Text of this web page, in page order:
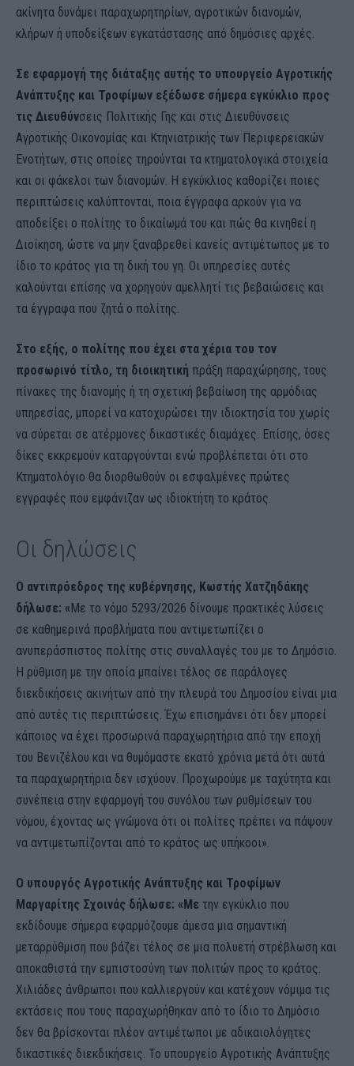
ακίνητα δυνάμει παραχωρητηρίων, αγροτικών διανομών,
κλήρων ή υποδείξεων εγκατάστασης από δημόσιες αρχές.
Σε εφαρμογή της διάταξης αυτής το υπουργείο Αγροτικής
Ανάπτυξης και Τροφίμων εξέδωσε σήμερα εγκύκλιο προς
τις Διευθύνσεις Πολιτικής Γης και στις Διευθύνσεις
Αγροτικής Οικονομίας και Κτηνιατρικής των Περιφερειακών
Ενοτήτων, στις οποίες τηρούνται τα κτηματολογικά στοιχεία
και οι φάκελοι των διανομών. Η εγκύκλιος καθορίζει ποιες
περιπτώσεις καλύπτονται, ποια έγγραφα αρκούν για να
αποδείξει ο πολίτης το δικαίωμά του και πώς θα κινηθεί η
Διοίκηση, ώστε να μην ξαναβρεθεί κανείς αντιμέτωπος με το
ίδιο το κράτος για τη δική του γη. Οι υπηρεσίες αυτές
καλούνται επίσης να χορηγούν αμελλητί τις βεβαιώσεις και
τα έγγραφα που ζητά ο πολίτης.
Στο εξής, ο πολίτης που έχει στα χέρια του τον
προσωρινό τίτλο, τη διοικητική πράξη παραχώρησης, τους
πίνακες της διανομής ή τη σχετική βεβαίωση της αρμόδιας
υπηρεσίας, μπορεί να κατοχυρώσει την ιδιοκτησία του χωρίς
να σύρεται σε ατέρμονες δικαστικές διαμάχες. Επίσης, όσες
δίκες εκκρεμούν καταργούνται ενώ προβλέπεται ότι στο
Κτηματολόγιο θα διορθωθούν οι εσφαλμένες πρώτες
εγγραφές που εμφάνιζαν ως ιδιοκτήτη το κράτος.
Οι δηλώσεις
Ο αντιπρόεδρος της κυβέρνησης, Κωστής Χατζηδάκης
δήλωσε: «Με το νόμο 5293/2026 δίνουμε πρακτικές λύσεις
σε καθημερινά προβλήματα που αντιμετωπίζει ο
ανυπεράσπιστος πολίτης στις συναλλαγές του με το Δημόσιο.
Η ρύθμιση με την οποία μπαίνει τέλος σε παράλογες
διεκδικήσεις ακινήτων από την πλευρά του Δημοσίου είναι μια
από αυτές τις περιπτώσεις. Έχω επισημάνει ότι δεν μπορεί
κάποιος να έχει προσωρινά παραχωρητήρια από την εποχή
του Βενιζέλου και να θυμόμαστε εκατό χρόνια μετά ότι αυτά
τα παραχωρητήρια δεν ισχύουν. Προχωρούμε με ταχύτητα και
συνέπεια στην εφαρμογή του συνόλου των ρυθμίσεων του
νόμου, έχοντας ως γνώμονα ότι οι πολίτες πρέπει να πάψουν
να αντιμετωπίζονται από το κράτος ως υπήκοοι».
Ο υπουργός Αγροτικής Ανάπτυξης και Τροφίμων
Μαργαρίτης Σχοινάς δήλωσε: «Με την εγκύκλιο που
εκδίδουμε σήμερα εφαρμόζουμε άμεσα μια σημαντική
μεταρρύθμιση που βάζει τέλος σε μια πολυετή στρέβλωση και
αποκαθιστά την εμπιστοσύνη των πολιτών προς το κράτος.
Χιλιάδες άνθρωποι που καλλιεργούν και κατέχουν νόμιμα τις
εκτάσεις που τους παραχωρήθηκαν από το ίδιο το Δημόσιο
δεν θα βρίσκονται πλέον αντιμέτωποι με αδικαιολόγητες
δικαστικές διεκδικήσεις. Το υπουργείο Αγροτικής Ανάπτυξης